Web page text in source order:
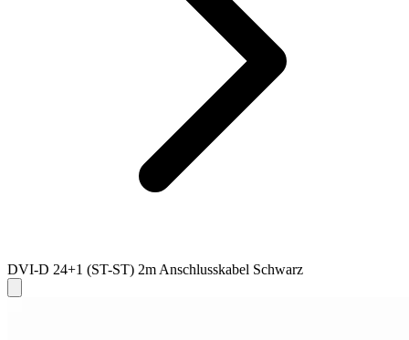
DVI-D 24+1 (ST-ST) 2m Anschlusskabel Schwarz